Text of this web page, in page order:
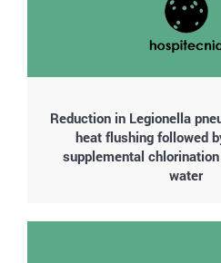
Reduction in Legionella
heat flushing followed
supplemental
water